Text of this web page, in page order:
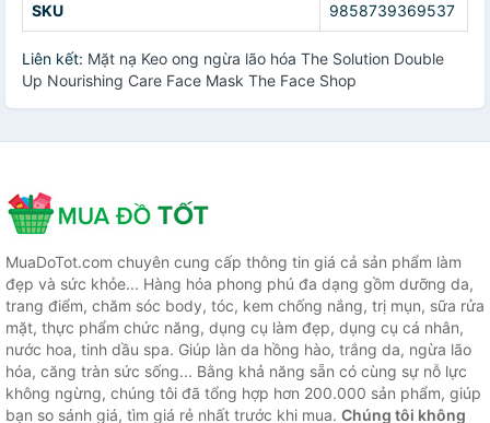
SKU 9858739369537
Liên kết: Mặt nạ Keo ong ngừa lão hóa The Solution Double
Up Nourishing Care Face Mask The Face Shop
MuaDoTot.com chuyên cung cấp thông tin giá cả sản phẩm làm
đẹp và sức khỏe... Hàng hóa phong phú đa dạng gồm dưỡng da,
trang điểm, chăm sóc body, tóc, kem chống nắng, trị mụn, sữa rửa
mặt, thực phẩm chức năng, dụng cụ làm đẹp, dụng cụ cá nhân,
nước hoa, tinh dầu spa. Giúp làn da hồng hào, trắng da, ngừa lão
hóa, căng tràn sức sống... Bằng khả năng sẵn có cùng sự nỗ lực
không ngừng, chúng tôi đã tổng hợp hơn 200.000 sản phẩm, giúp
bạn so sánh giá, tìm giá rẻ nhất trước khi mua. Chúng tôi không